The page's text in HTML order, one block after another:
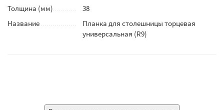
Толщина (мм)
38
Название
Планка для столешницы торцевая
универсальная (R9)